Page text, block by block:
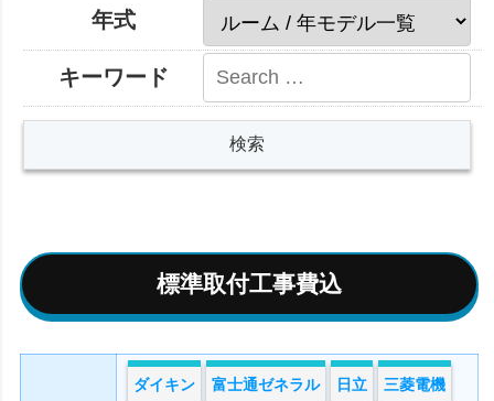
年式
キーワード
標準取付工事費込
ダイキン 富士通ゼネラル 日立 三菱電機